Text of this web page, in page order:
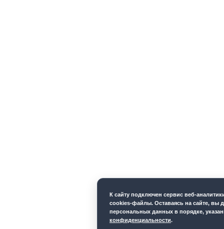
К cайту подключен сервис веб-
cookies-файлы. Оставаясь на сайте, вы
персональных данных в порядке,
конфиденциальности.